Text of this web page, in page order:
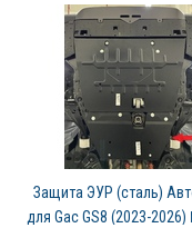
Защита ЭУР (сталь)
для Gac GS8 (2023-